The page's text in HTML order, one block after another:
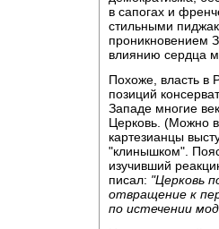
в сапогах и
стильными
проникновением
влиянию сердца
Похоже, власть в
позиций
Западе многие
Церковь. (Можно
картезианцы
"клинышком".
изучивший
писал: "Церковь
отвращение к
по истечении